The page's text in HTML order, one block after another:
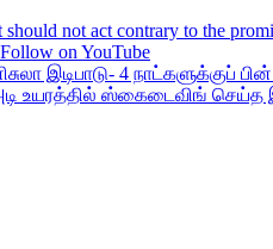
not act contrary to the
Follow on YouTube
இடிபாடு- 4 நாட்களுக்குப்
உயரத்தில் ஸ்கைடைவிங் செய்த